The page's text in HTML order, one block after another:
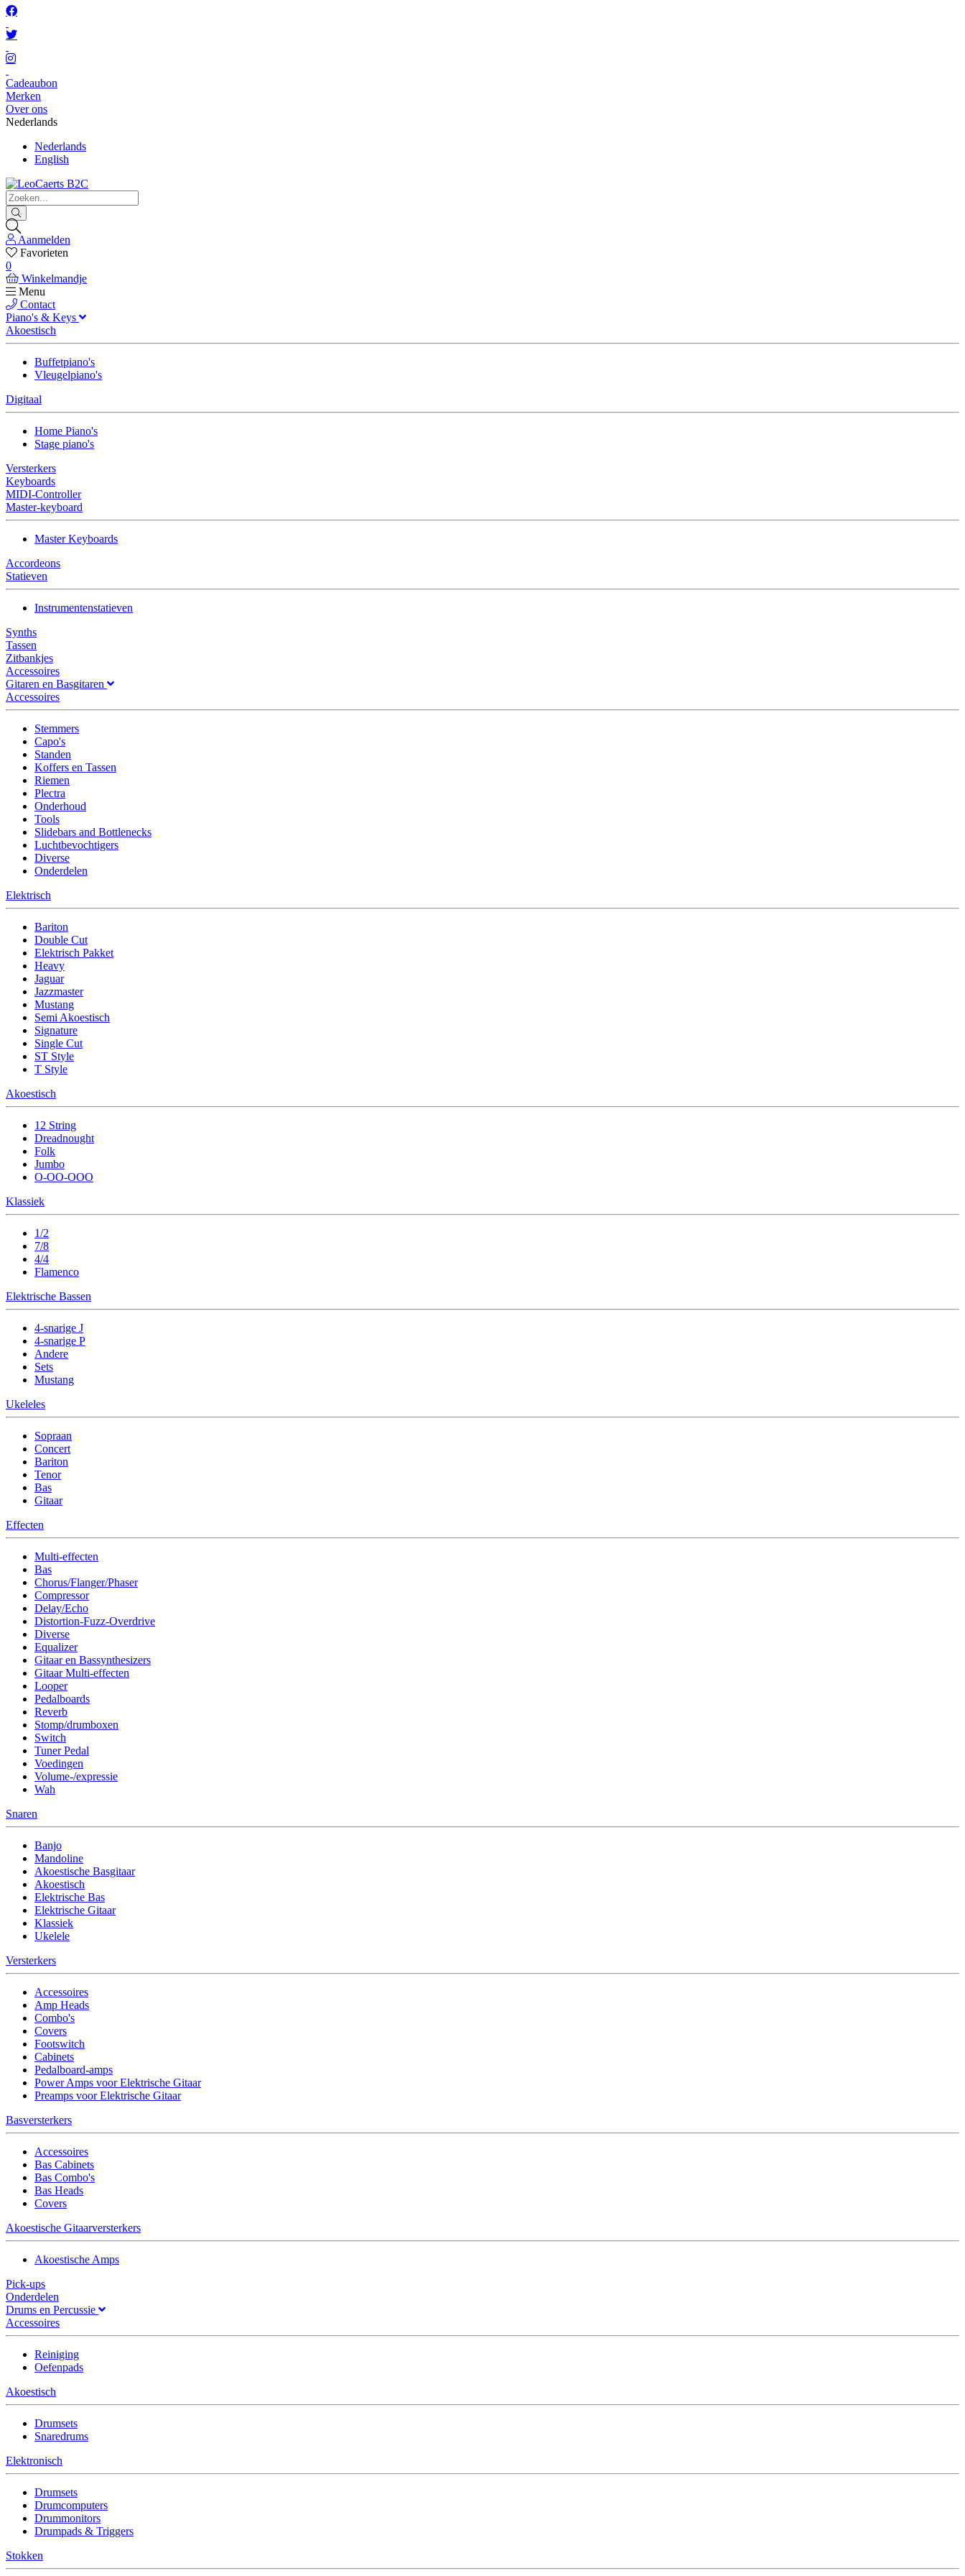
Cadeaubon
Merken
Over ons
Nederlands
Nederlands
English
Aanmelden
Favorieten
0
Winkelmandje
Menu
Contact
Piano's & Keys
Akoestisch
Buffetpiano's
Vleugelpiano's
Digitaal
Home Piano's
Stage piano's
Versterkers
Keyboards
MIDI-Controller
Master-keyboard
Master Keyboards
Accordeons
Statieven
Instrumentenstatieven
Synths
Tassen
Zitbankjes
Accessoires
Gitaren en Basgitaren
Accessoires
Stemmers
Capo's
Standen
Koffers en Tassen
Riemen
Plectra
Onderhoud
Tools
Slidebars and Bottlenecks
Luchtbevochtigers
Diverse
Onderdelen
Elektrisch
Bariton
Double Cut
Elektrisch Pakket
Heavy
Jaguar
Jazzmaster
Mustang
Semi Akoestisch
Signature
Single Cut
ST Style
T Style
Akoestisch
12 String
Dreadnought
Folk
Jumbo
O-OO-OOO
Klassiek
1/2
7/8
4/4
Flamenco
Elektrische Bassen
4-snarige J
4-snarige P
Andere
Sets
Mustang
Ukeleles
Sopraan
Concert
Bariton
Tenor
Bas
Gitaar
Effecten
Multi-effecten
Bas
Chorus/Flanger/Phaser
Compressor
Delay/Echo
Distortion-Fuzz-Overdrive
Diverse
Equalizer
Gitaar en Bassynthesizers
Gitaar Multi-effecten
Looper
Pedalboards
Reverb
Stomp/drumboxen
Switch
Tuner Pedal
Voedingen
Volume-/expressie
Wah
Snaren
Banjo
Mandoline
Akoestische Basgitaar
Akoestisch
Elektrische Bas
Elektrische Gitaar
Klassiek
Ukelele
Versterkers
Accessoires
Amp Heads
Combo's
Covers
Footswitch
Cabinets
Pedalboard-amps
Power Amps voor Elektrische Gitaar
Preamps voor Elektrische Gitaar
Basversterkers
Accessoires
Bas Cabinets
Bas Combo's
Bas Heads
Covers
Akoestische Gitaarversterkers
Akoestische Amps
Pick-ups
Onderdelen
Drums en Percussie
Accessoires
Reiniging
Oefenpads
Akoestisch
Drumsets
Snaredrums
Elektronisch
Drumsets
Drumcomputers
Drummonitors
Drumpads & Triggers
Stokken